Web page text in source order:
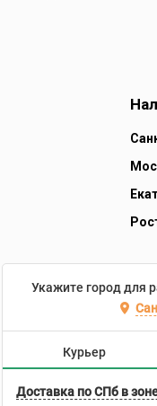
Укажите город для
Курьер
Доставка по СПб в